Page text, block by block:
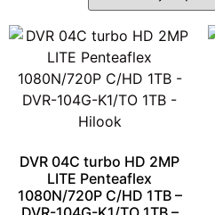
DVR 04C turbo HD 2MP
LITE Penteaflex
1080N/720P C/HD 1TB –